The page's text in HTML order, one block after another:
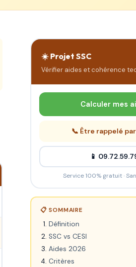
☀️ Projet SSC
Vérifier aides et cohérence
Calculer mes
📞 Être rappelé
📱
Service 100% gratuit ·
📋 SOMMAIRE
Définition
SSC vs CESI
Aides 2026
Critères